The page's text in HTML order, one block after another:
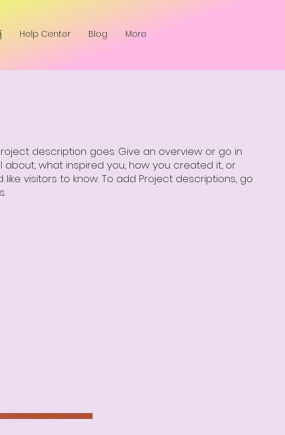
Help Center Blog More
description goes. Give an overview or go in
what inspired you, how you created it, or
like visitors to know. To add Project descriptions, go